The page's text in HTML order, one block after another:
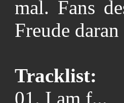
mal. Fans
Freude
Tracklist:
01. I am f...